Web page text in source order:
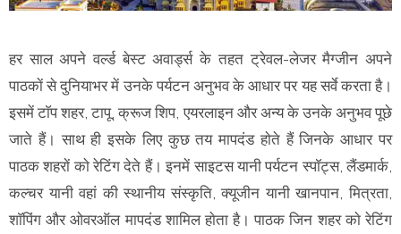
हर साल अपने वर्ल्ड बेस्ट अवार्ड्स के तहत ट्रेवल-लेजर मैग्जीन अपने
पाठकाें से दुनियाभर में उनके पर्यटन अनुभव के आधार पर यह सर्वे करता है।
इसमें टाॅप शहर, टापू, क्रूज शिप, एयरलाइन और अन्य के उनके अनुभव पूछे
जाते हैं। साथ ही इसके लिए कुछ तय मापदंड हाेते हैं जिनके आधार पर
पाठक शहराें काे रेटिंग देते हैं। इनमें साइटस यानी पर्यटन स्पाॅट्स, लैंडमार्क,
कल्चर यानी वहां की स्थानीय संस्कृति, क्यूजीन यानी खानपान, मित्रता,
शाॅपिंग और ओवरऑल मापदंड शामिल हाेता है। पाठक जिन शहर काे रेटिंग